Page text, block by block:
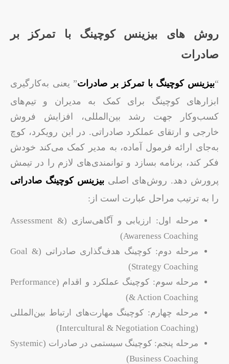
روش‌ های بیزینس کوچینگ با تمرکز بر
صادرات
“بیزینس کوچینگ با تمرکز بر صادرات” یعنی به‌کارگیری
ابزارهای کوچینگ برای کمک به مدیران و تیم‌های
کسب‌وکار جهت رشد بین‌المللی، افزایش فروش
خارجی و ارتقای عملکرد صادراتی. در این رویکرد، کوچ
به‌جای ارائه فرمول آماده، به مدیر کمک می‌کند خودش
فکر کند، برنامه بسازد و توانمندی‌های لازم را در تیمش
پرورش دهد. روش‌های اصلیبیزینس کوچینگ صادراتی
را به ترتیب مراحل عبارت است از:
مرحله اول: ارزیابی و آگاهی‌سازی (Assessment &
Awareness Coaching)
مرحله دوم: کوچینگ هدف‌گذاری صادراتی (Goal &
Strategy Coaching)
مرحله سوم: کوچینگ عملکرد و اقدام (Performance
& Action Coaching)
مرحله چهارم: کوچینگ مهارت‌های ارتباط بین‌المللی
(Intercultural & Negotiation Coaching)
مرحله پنجم: کوچینگ سیستمی در صادرات (Systemic
Business Coaching)